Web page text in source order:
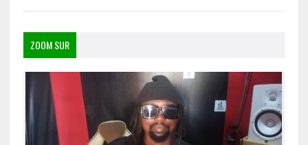
ZOOM SUR